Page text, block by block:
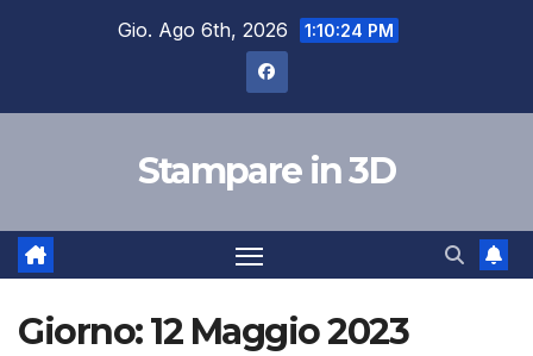
Gio. Ago 6th, 2026 1:10:25 PM
Stampare in 3D
Giorno:12 Maggio 2023